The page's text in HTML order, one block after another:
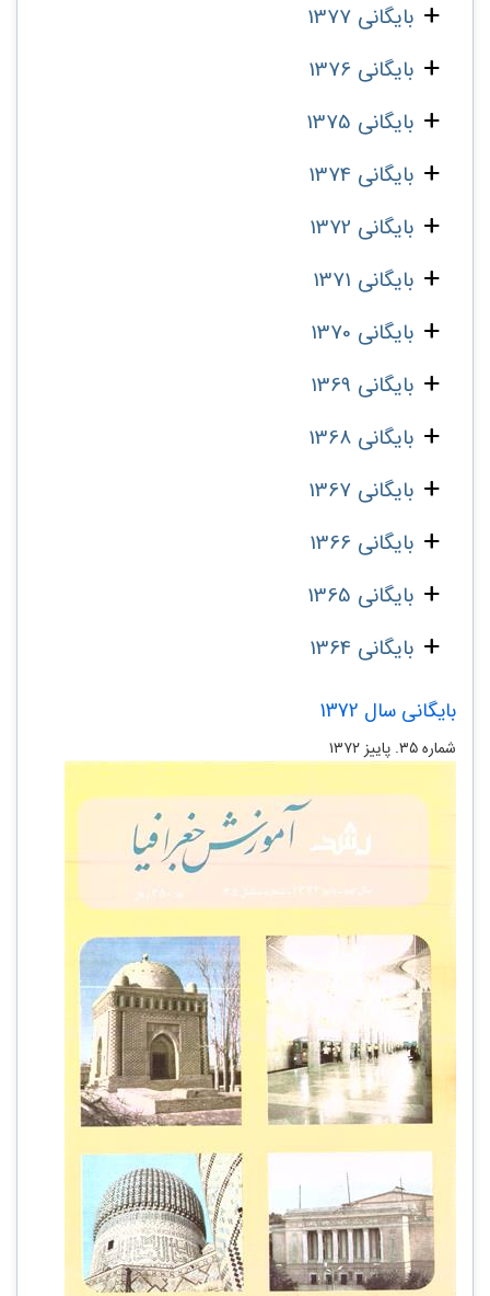
بایگانی 1377
بایگانی 1376
بایگانی 1375
بایگانی 1374
بایگانی 1372
بایگانی 1371
بایگانی 1370
بایگانی 1369
بایگانی 1368
بایگانی 1367
بایگانی 1366
بایگانی 1365
بایگانی 1364
بایگانی سال 1372
شماره ۳۵. پاییز ۱۳۷۲